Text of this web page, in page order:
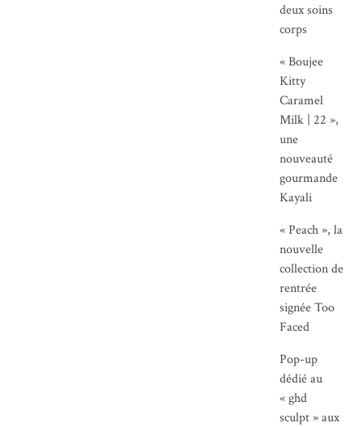
deux soins
corps
« Boujee
Kitty
Caramel
Milk | 22 »,
une
nouveauté
gourmande
Kayali
« Peach », la
nouvelle
collection de
rentrée
signée Too
Faced
Pop-up
dédié au
« ghd
sculpt » aux